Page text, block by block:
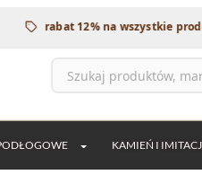
12% na wszystkie produkty
KAMIEŃ I